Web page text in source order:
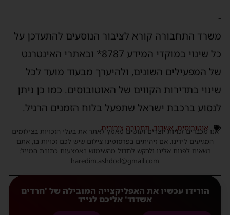
-
משרד התחבורה קורא לציבור הנוסעים להתעדכן על
כל שינוי במוקדי המידע 8787* ובאתרי האינטרנט
של המפעילים השונים, ולהיערך מבעוד מועד לכל
שינוי בתדירות הקווים של האוטובוסים. כמו כן ניתן
לנסוע ברכבת ישראל שתפעל בלוח הזמנים הרגיל.
אוטובוסים,אשדוד,תחבורה ציבורית
אנו מכבדים זכויות יוצרים ועושים מאמץ לאתר את בעלי הזכויות בצילומים
המגיעים לידינו. אם זיהיתים בפרסומינו צילום שיש לכם זכויות בו, אתם
רשאים לפנות אלינו ולבקש לחדול מהשימוש באמצעות כתובת המייל:
haredim.ashdod@gmail.com
הורידו עכשיו את האפליקצייה המובילה של 'חרדים
אשדוד' אליכם לנייד